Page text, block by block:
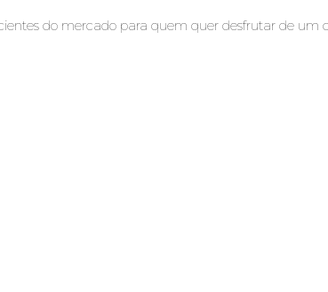
do mercado para quem quer desfrutar de